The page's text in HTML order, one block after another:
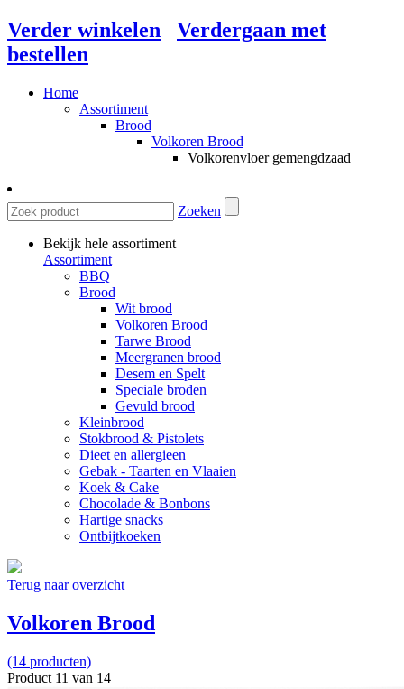
Verder winkelen
Verdergaan met
bestellen
Home
Assortiment
Brood
Volkoren Brood
Volkorenvloer gemengdzaad
Zoeken
Bekijk hele assortiment
Assortiment
BBQ
Brood
Wit brood
Volkoren Brood
Tarwe Brood
Meergranen brood
Desem en Spelt
Speciale broden
Gevuld brood
Kleinbrood
Stokbrood & Pistolets
Dieet en allergieen
Gebak - Taarten en Vlaaien
Koek & Cake
Chocolade & Bonbons
Hartige snacks
Ontbijtkoeken
Terug naar overzicht
Volkoren Brood
(14 producten)
Product 11 van 14